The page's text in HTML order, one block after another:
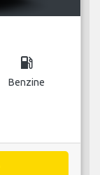
local_gas_station
Benzine